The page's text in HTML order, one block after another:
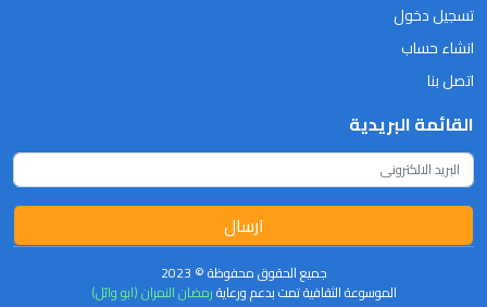
تسجيل دخول
انشاء حساب
اتصل بنا
القائمة البريدية
ارسال
جميع الحقوق محفوظة © 2023
الموسوعة الثقافية تمت بدعم ورعايةرمضان النمران (ابو وائل)